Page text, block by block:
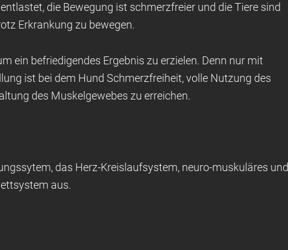
die Bewegung ist schmerzfreier und die Tiere sind
Erkrankung zu bewegen.
ein befriedigendes Ergebnis zu erzielen. Denn nur mit
ist bei dem Hund Schmerzfreiheit, volle Nutzung des
des Muskelgewebes zu erreichen.
das Herz-Kreislaufsystem, neuro-muskuläres und
aus.